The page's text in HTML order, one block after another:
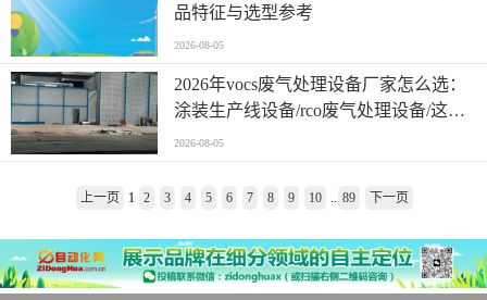
品特征与选型参考
2026-08-05
2026年vocs废气处理设备厂家怎么选：
涂装生产线设备/rco废气处理设备/这份
行业参考指南请收好
2026-08-05
上一页 1 2 3 4 5 6 7 8 9 10 89 下一页